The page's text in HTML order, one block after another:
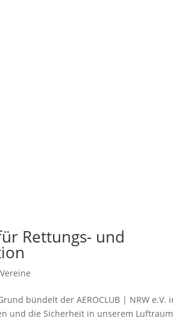
Rettungs- und
Vereine
bündelt der AEROCLUB | NRW e.V.
und die Sicherheit in unserem Luftraum